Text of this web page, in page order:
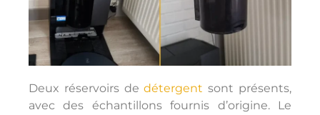
Deux réservoirs dedétergent sont présents,
avec des échantillons fournis d’origine. Le